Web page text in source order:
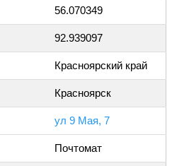
56.070349
92.939097
Красноярский край
Красноярск
ул 9 Мая, 7
Почтомат